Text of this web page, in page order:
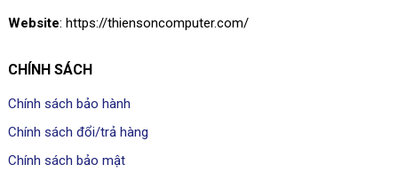
Website: https://thiensoncomputer.com/
CHÍNH SÁCH
Chính sách bảo hành
Chính sách đổi/trả hàng
Chính sách bảo mật